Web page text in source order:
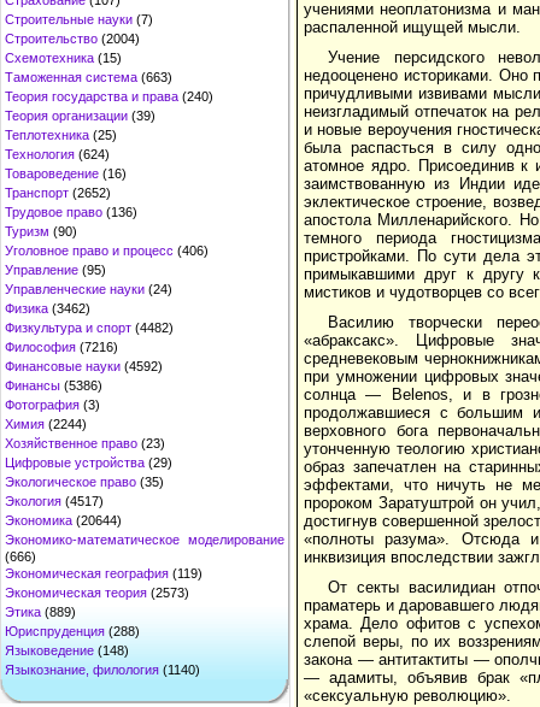
Строительные науки (7)
Строительство (2004)
Схемотехника (15)
Таможенная система (663)
Теория государства и права (240)
Теория организации (39)
Теплотехника (25)
Технология (624)
Товароведение (16)
Транспорт (2652)
Трудовое право (136)
Туризм (90)
Уголовное право и процесс (406)
Управление (95)
Управленческие науки (24)
Физика (3462)
Физкультура и спорт (4482)
Философия (7216)
Финансовые науки (4592)
Финансы (5386)
Фотография (3)
Химия (2244)
Хозяйственное право (23)
Цифровые устройства (29)
Экологическое право (35)
Экология (4517)
Экономика (20644)
Экономико-математическое моделирование
(666)
Экономическая география (119)
Экономическая теория (2573)
Этика (889)
Юриспруденция (288)
Языковедение (148)
Языкознание, филология (1140)
учениями неоплатонизма и
распаленной ищущей мысли.
Учение персидского
недооценено историками. Оно
причудливыми извивами
неизгладимый отпечаток на
и новые вероучения
была распасться в силу
атомное ядро. Присоединив к
заимствованную из Индии
эклектическое строение,
апостола Милленарийского.
темного периода
пристройками. По сути дела
примыкавшими друг к другу
мистиков и чудотворцев со
Василию творчески
«абраксакс». Цифровые
средневековым
при умножении цифровых
солнца — Belenos, и в
продолжавшиеся с большим
верховного бога
утонченную теологию
образ запечатлен на
эффектами, что ничуть не
пророком Заратуштрой он
достигнув совершенной
«полноты разума». Отсюда
инквизиция впоследствии
От секты василидиан
праматерь и даровавшего
храма. Дело офитов с
слепой веры, по их
закона — антитактиты —
— адамиты, объявив брак
«сексуальную революцию».